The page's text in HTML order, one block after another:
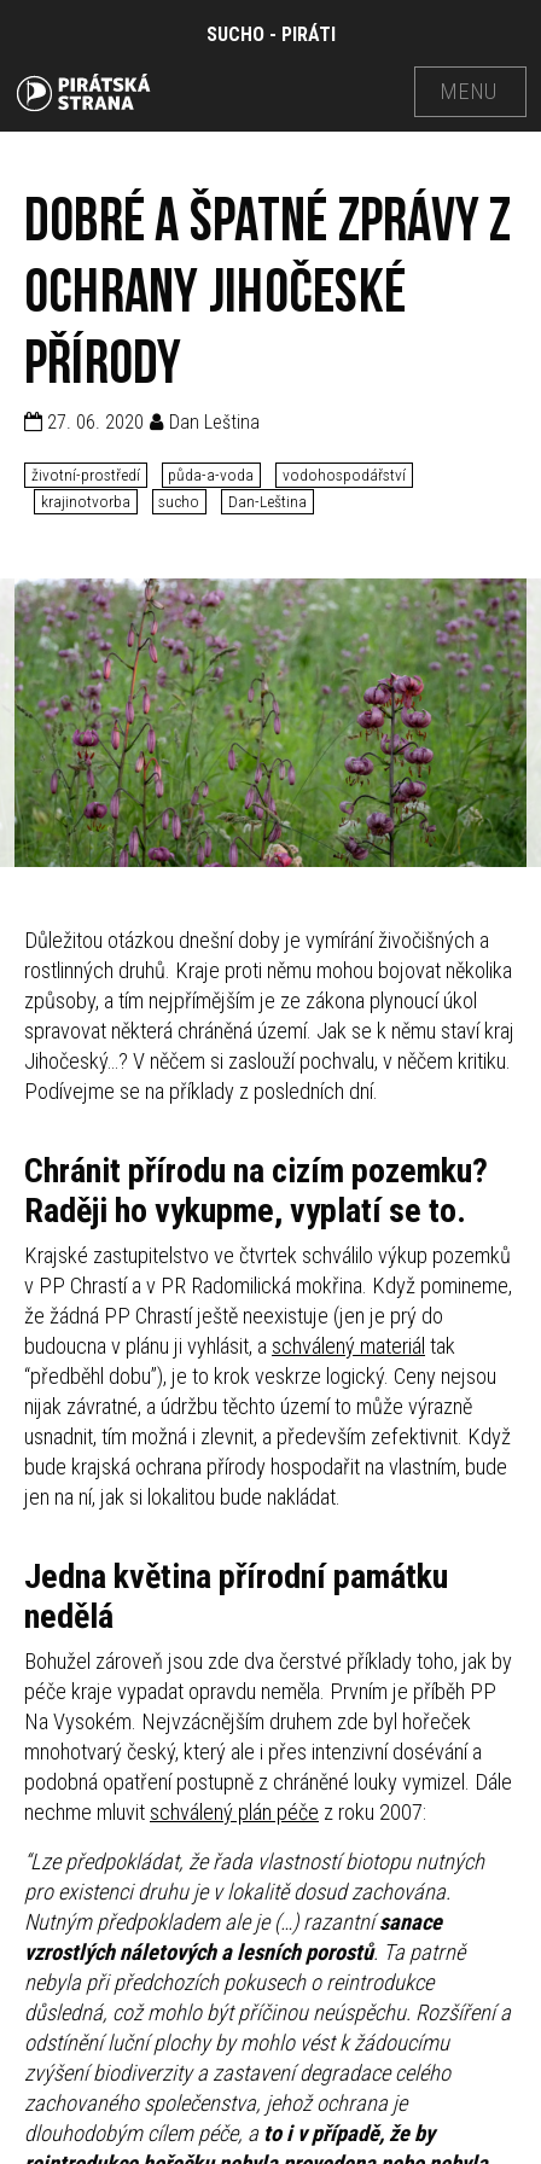
SUCHO - PIRÁTI
MENU
Dobré a špatné zprávy z
ochrany jihočeské
přírody
27. 06. 2020 Dan Leština
životní-prostředí půda-a-voda
vodohospodářství
krajinotvorba
sucho Dan-Leština
Důležitou otázkou dnešní doby je vymírání živočišných a
rostlinných druhů. Kraje proti němu mohou bojovat několika
způsoby, a tím nejpřímějším je ze zákona plynoucí úkol
spravovat některá chráněná území. Jak se k němu staví kraj
Jihočeský…? V něčem si zaslouží pochvalu, v něčem kritiku.
Podívejme se na příklady z posledních dní.
Chránit přírodu na cizím pozemku?
Raději ho vykupme, vyplatí se to.
Krajské zastupitelstvo ve čtvrtek schválilo výkup pozemků
v PP Chrastí a v PR Radomilická mokřina. Když pomineme,
že žádná PP Chrastí ještě neexistuje (jen je prý do
budoucna v plánu ji vyhlásit, a schválený materiál tak
“předběhl dobu”), je to krok veskrze logický. Ceny nejsou
nijak závratné, a údržbu těchto území to může výrazně
usnadnit, tím možná i zlevnit, a především zefektivnit. Když
bude krajská ochrana přírody hospodařit na vlastním, bude
jen na ní, jak si lokalitou bude nakládat.
Jedna květina přírodní památku
nedělá
Bohužel zároveň jsou zde dva čerstvé příklady toho, jak by
péče kraje vypadat opravdu neměla. Prvním je příběh PP
Na Vysokém. Nejvzácnějším druhem zde byl hořeček
mnohotvarý český, který ale i přes intenzivní dosévání a
podobná opatření postupně z chráněné louky vymizel. Dále
nechme mluvit schválený plán péče z roku 2007:
“Lze předpokládat, že řada vlastností biotopu nutných
pro existenci druhu je v lokalitě dosud zachována.
Nutným předpokladem ale je (…) razantnísanace
vzrostlých náletových a lesních porostů. Ta patrně
nebyla při předchozích pokusech o reintrodukce
důsledná, což mohlo být příčinou neúspěchu. Rozšíření a
odstínění luční plochy by mohlo vést k žádoucímu
zvýšení biodiverzity a zastavení degradace celého
zachovaného společenstva, jehož ochrana je
dlouhodobým cílem péče, a to i v případě, že by